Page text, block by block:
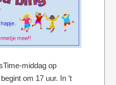
middag op
om 17 uur. In ’t